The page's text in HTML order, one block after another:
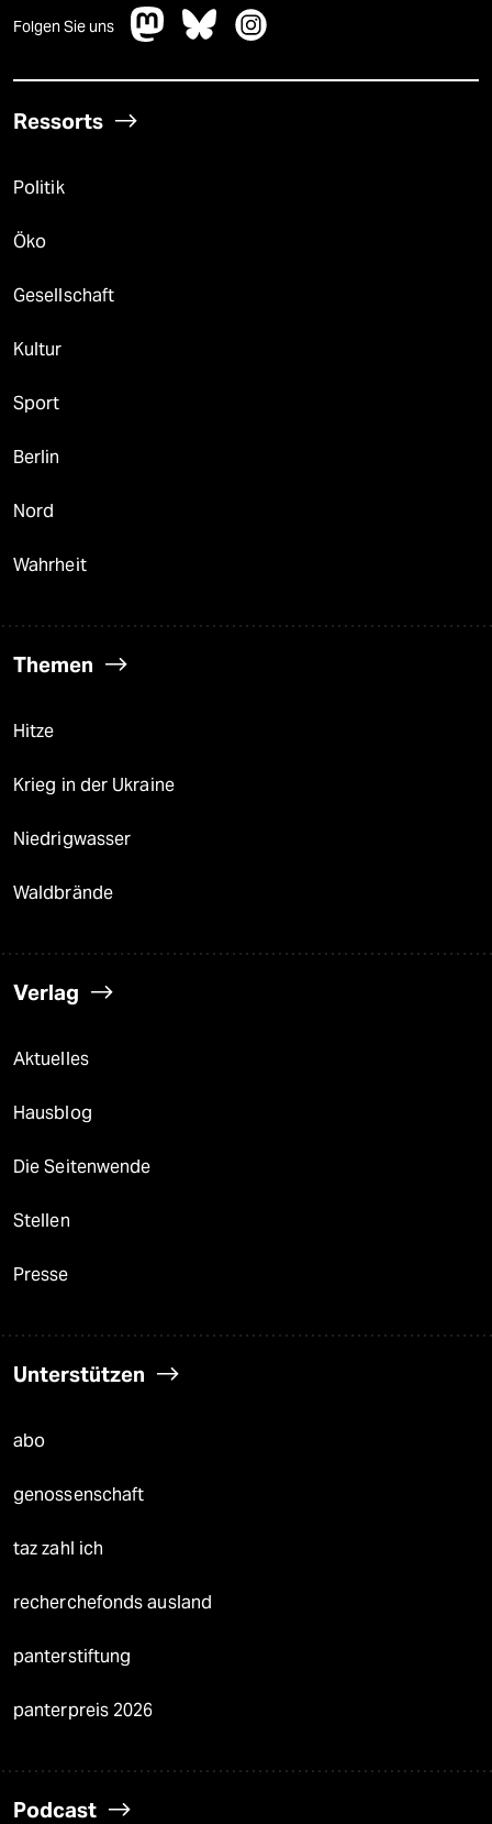
Folgen Sie uns
Ressorts
Politik
Öko
Gesellschaft
Kultur
Sport
Berlin
Nord
Wahrheit
Themen
Hitze
Krieg in der Ukraine
Niedrigwasser
Waldbrände
Verlag
Aktuelles
Hausblog
Die Seitenwende
Stellen
Presse
Unterstützen
abo
genossenschaft
taz zahl ich
recherchefonds ausland
panterstiftung
panterpreis 2026
Podcast